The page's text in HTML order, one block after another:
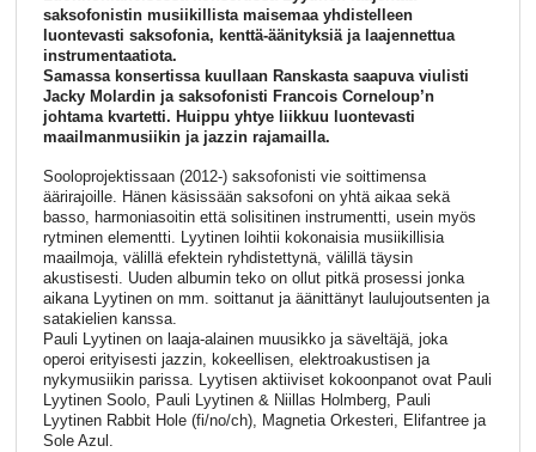
saksofonistin musiikillista maisemaa yhdistelleen
luontevasti saksofonia, kenttä-äänityksiä ja laajennettua
instrumentaatiota.
Samassa konsertissa kuullaan Ranskasta saapuva viulisti
Jacky Molardin ja saksofonisti Francois Corneloup’n
johtama kvartetti. Huippu yhtye liikkuu luontevasti
maailmanmusiikin ja jazzin rajamailla.
Sooloprojektissaan (2012-) saksofonisti vie soittimensa
äärirajoille. Hänen käsissään saksofoni on yhtä aikaa sekä
basso, harmoniasoitin että solisitinen instrumentti, usein myös
rytminen elementti. Lyytinen loihtii kokonaisia musiikillisia
maailmoja, välillä efektein ryhdistettynä, välillä täysin
akustisesti. Uuden albumin teko on ollut pitkä prosessi jonka
aikana Lyytinen on mm. soittanut ja äänittänyt laulujoutsenten ja
satakielien kanssa.
Pauli Lyytinen on laaja-alainen muusikko ja säveltäjä, joka
operoi erityisesti jazzin, kokeellisen, elektroakustisen ja
nykymusiikin parissa. Lyytisen aktiiviset kokoonpanot ovat Pauli
Lyytinen Soolo, Pauli Lyytinen & Niillas Holmberg, Pauli
Lyytinen Rabbit Hole (fi/no/ch), Magnetia Orkesteri, Elifantree ja
Sole Azul.